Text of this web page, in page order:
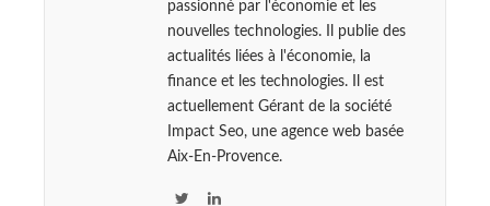
passionné par l'économie et les
nouvelles technologies. Il publie des
actualités liées à l'économie, la
finance et les technologies. Il est
actuellement Gérant de la société
Impact Seo, une agence web basée
Aix-En-Provence.
L